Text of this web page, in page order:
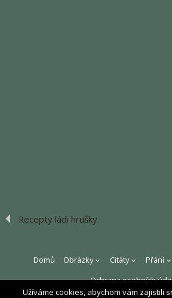
Recepty ládi hrušky
Domů Obrázky Citáty Přání
Ochrana osobních
Užíváme cookies, abychom vám zajistili